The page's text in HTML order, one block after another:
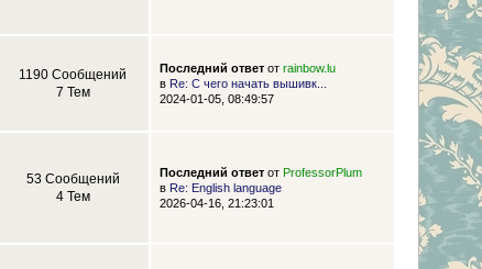
1190 Сообщений
7 Тем
Последний ответот rainbow.lu
в Re: С чего начать вышивк...
2024-01-05, 08:49:57
53 Сообщений
4 Тем
Последний ответот ProfessorPlum
в Re: English language
2026-04-16, 21:23:01